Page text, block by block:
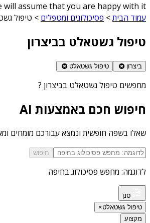
assume that you are happy with it
עמוד הבית> פסיכולוגים ומטפלים > טיפול
טיפול גשטאלט בביצרון
ביצרון טיפול גשטאלט
מחפשים טיפול גשטאלט בביצרון ?
חיפוש חכם באמצעות AI
שאלו בשפה חופשית ונמצא עבורכם מומחים
חיפוש
לדוגמה: מחפש פסיכולוג בחיפה
סנן
טיפול גשטאלט×
מקצוע